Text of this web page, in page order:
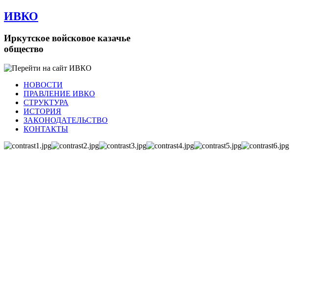
ИВКО
Иркутское войсковое казачье
общество
НОВОСТИ
ПРАВЛЕНИЕ ИВКО
СТРУКТУРА
ИСТОРИЯ
ЗАКОНОДАТЕЛЬСТВО
КОНТАКТЫ